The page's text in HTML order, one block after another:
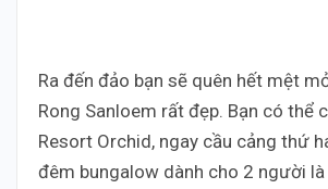
Ra đến đảo bạn sẽ quên hết mệt
Rong Sanloem rất đẹp. Bạn có thể
Resort Orchid, ngay cầu cảng thứ
đêm bungalow dành cho 2 người là